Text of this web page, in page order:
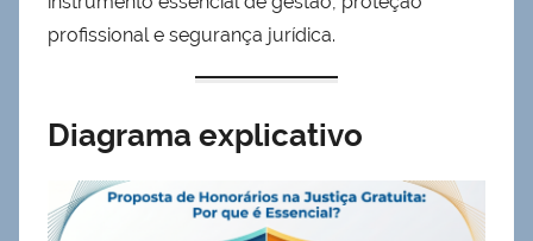
profissional e segurança jurídica.
Diagrama explicativo